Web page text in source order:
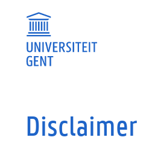
Disclaimer